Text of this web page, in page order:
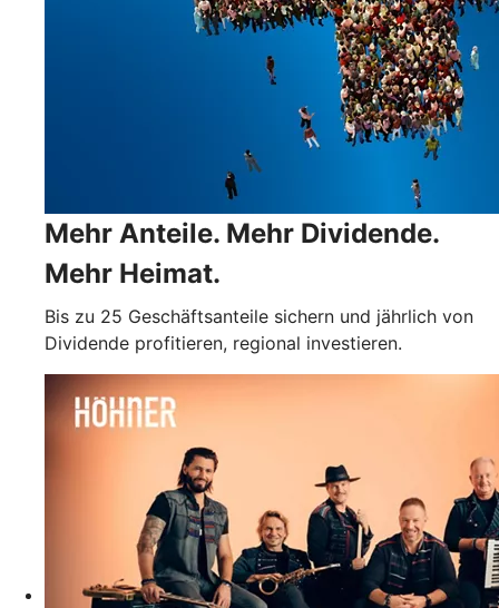
Mehr Anteile. Mehr Dividende.
Mehr Heimat.
Bis zu 25 Geschäftsanteile sichern und jährlich von
Dividende profitieren, regional investieren.